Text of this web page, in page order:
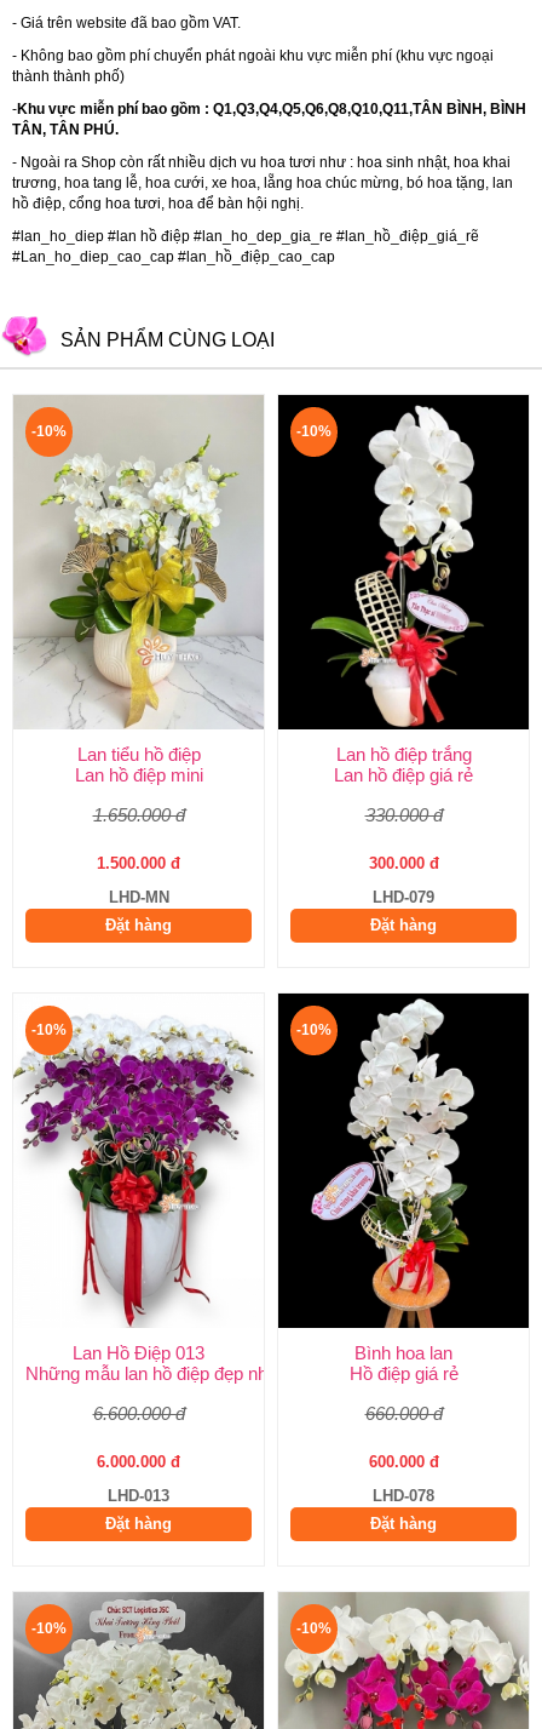
- Giá trên website đã bao gồm VAT.
- Không bao gồm phí chuyển phát ngoài khu vực miễn phí (khu vực ngoại
thành thành phố)
-Khu vực miễn phí bao gồm : Q1,Q3,Q4,Q5,Q6,Q8,Q10,Q11,TÂN BÌNH, BÌNH
TÂN, TÂN PHÚ.
- Ngoài ra Shop còn rất nhiều dịch vu hoa tươi như : hoa sinh nhật, hoa khai
trương, hoa tang lễ, hoa cưới, xe hoa, lẵng hoa chúc mừng, bó hoa tặng, lan
hồ điệp, cổng hoa tươi, hoa để bàn hội nghị.
#lan_ho_diep #lan hồ điệp #lan_ho_dep_gia_re #lan_hồ_điệp_giá_rẽ
#Lan_ho_diep_cao_cap #lan_hồ_điệp_cao_cap
SẢN PHẨM CÙNG LOẠI
-10%
Lan tiểu hồ điệp
Lan hồ điệp mini
1.650.000 đ
1.500.000 đ
LHD-MN
Đặt hàng
-10%
Lan hồ điệp trắng
Lan hồ điệp giá rẻ
330.000 đ
300.000 đ
LHD-079
Đặt hàng
-10%
Lan Hồ Điệp 013
Những mẫu lan hồ điệp đẹp nhất
6.600.000 đ
6.000.000 đ
LHD-013
Đặt hàng
-10%
Bình hoa lan
Hồ điệp giá rẻ
660.000 đ
600.000 đ
LHD-078
Đặt hàng
-10% -10%